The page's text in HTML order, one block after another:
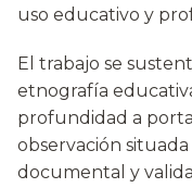
uso educativo y
El trabajo se
etnografía
profundidad a
observación
documental y